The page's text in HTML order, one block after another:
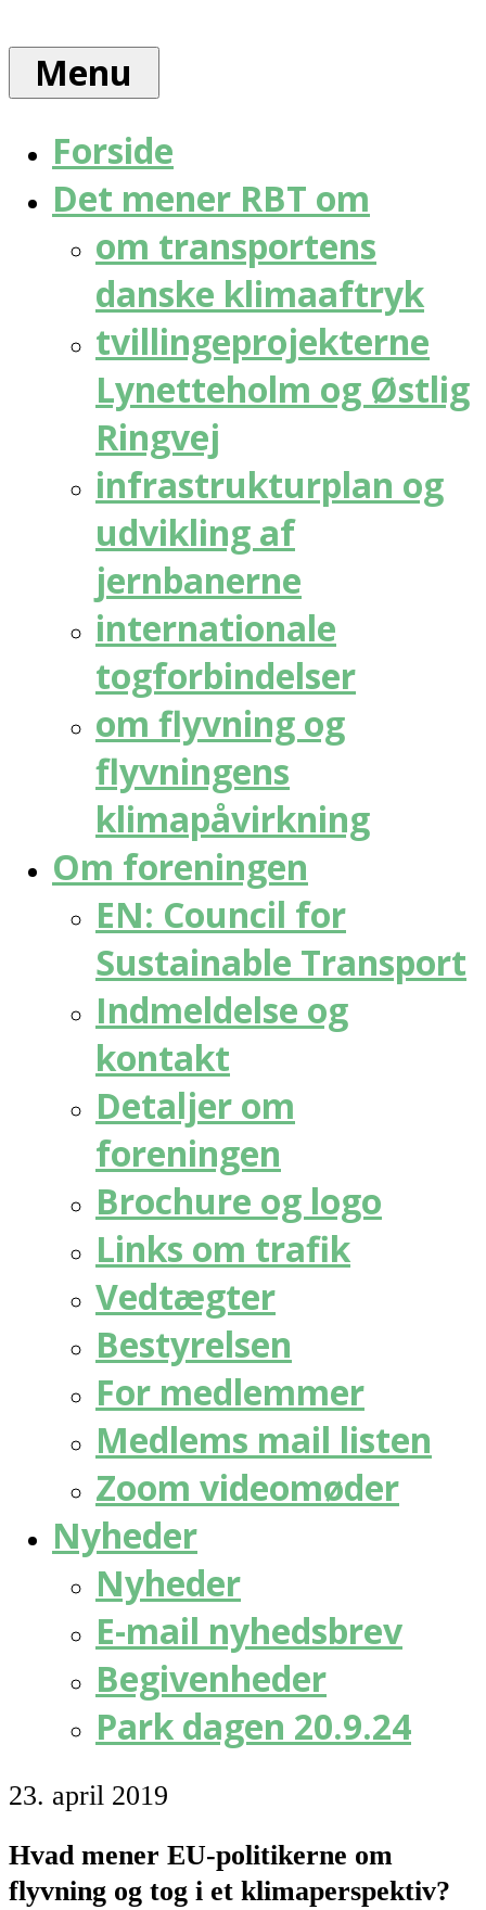
content
for
bæredygtig
trafik
Menu
Forside
Det mener RBT om
om transportens
danske klimaaftryk
tvillingeprojekterne
Lynetteholm og Østlig
Ringvej
infrastrukturplan og
udvikling af
jernbanerne
internationale
togforbindelser
om flyvning og
flyvningens
klimapåvirkning
Om foreningen
EN: Council for
Sustainable Transport
Indmeldelse og
kontakt
Detaljer om
foreningen
Brochure og logo
Links om trafik
Vedtægter
Bestyrelsen
For medlemmer
Medlems mail listen
Zoom videomøder
Nyheder
Nyheder
E-mail nyhedsbrev
Begivenheder
Park dagen 20.9.24
23. april 2019
Hvad mener EU-politikerne om
flyvning og tog i et klimaperspektiv?